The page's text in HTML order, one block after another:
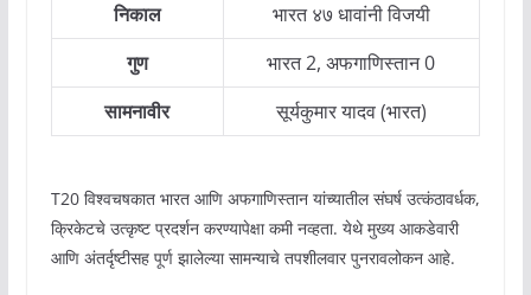
निकाल
भारत ४७ धावांनी विजयी
गुण
भारत 2, अफगाणिस्तान 0
सामनावीर
सूर्यकुमार यादव (भारत)
T20 विश्वचषकात भारत आणि अफगाणिस्तान यांच्यातील संघर्ष उत्कंठावर्धक,
क्रिकेटचे उत्कृष्ट प्रदर्शन करण्यापेक्षा कमी नव्हता. येथे मुख्य आकडेवारी
आणि अंतर्दृष्टीसह पूर्ण झालेल्या सामन्याचे तपशीलवार पुनरावलोकन आहे.